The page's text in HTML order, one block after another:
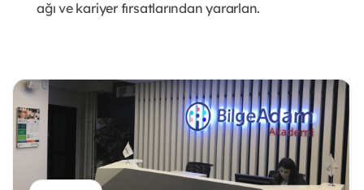
ağı ve kariyer fırsatlarından yararlan.